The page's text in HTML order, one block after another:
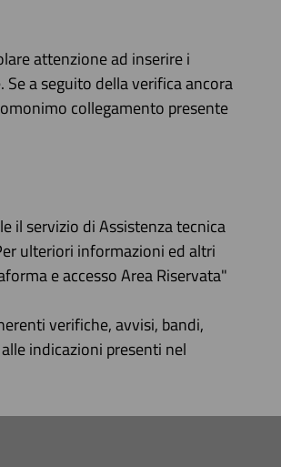
attenzione ad inserire i
a seguito della verifica ancora
collegamento presente
il servizio di Assistenza tecnica
ulteriori informazioni ed altri
e accesso Area Riservata"
verifiche, avvisi, bandi,
indicazioni presenti nel